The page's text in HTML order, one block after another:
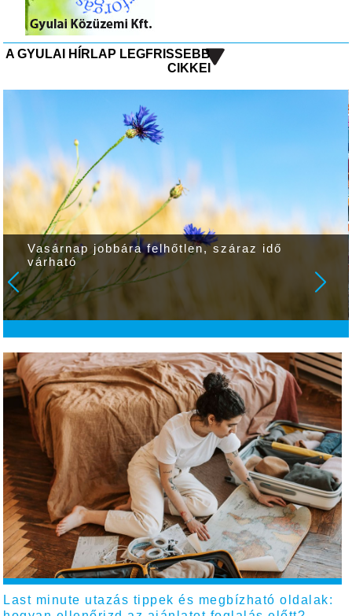
A GYULAI HÍRLAP LEGFRISSEBB
CIKKEI
Vasárnap jobbára felhőtlen, száraz idő
várható
Last minute utazás tippek és megbízható oldalak: